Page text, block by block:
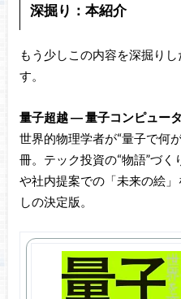
深掘り：本紹介
もう少しこの内容を深掘り
す。
量子超越 ― 量子コンピュー
世界的物理学者が“量子で何
冊。テック投資の“物語”づ
や社内提案での「未来の絵
しの決定版。